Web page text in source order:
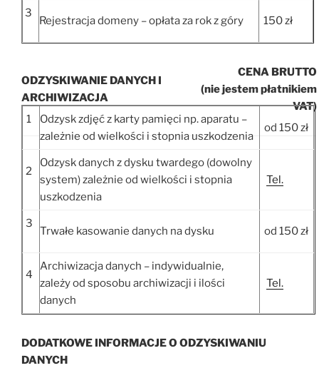
3
Rejestracja domeny – opłata za rok z góry 150 zł
ODZYSKIWANIE DANYCH I
ARCHIWIZACJA
CENA BRUTTO
(nie jestem płatnikiem
VAT)
1
Odzysk zdjęć z karty pamięci np. aparatu –
zależnie od wielkości i stopnia uszkodzenia
od 150 zł
2
Odzysk danych z dysku twardego (dowolny
system) zależnie od wielkości i stopnia
uszkodzenia
Tel.
3
Trwałe kasowanie danych na dysku od 150 zł
4
Archiwizacja danych – indywidualnie,
zależy od sposobu archiwizacji i ilości
danych
Tel.
DODATKOWE INFORMACJE O ODZYSKIWANIU
DANYCH